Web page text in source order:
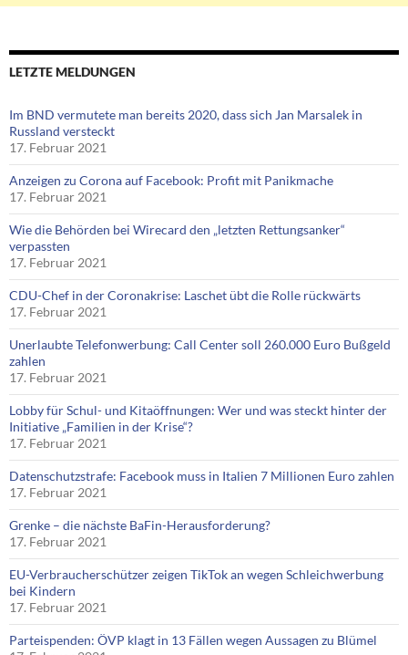
LETZTE MELDUNGEN
Im BND vermutete man bereits 2020, dass sich Jan Marsalek in
Russland versteckt
17. Februar 2021
Anzeigen zu Corona auf Facebook: Profit mit Panikmache
17. Februar 2021
Wie die Behörden bei Wirecard den „letzten Rettungsanker“
verpassten
17. Februar 2021
CDU-Chef in der Coronakrise: Laschet übt die Rolle rückwärts
17. Februar 2021
Unerlaubte Telefonwerbung: Call Center soll 260.000 Euro Bußgeld
zahlen
17. Februar 2021
Lobby für Schul- und Kitaöffnungen: Wer und was steckt hinter der
Initiative „Familien in der Krise“?
17. Februar 2021
Datenschutzstrafe: Facebook muss in Italien 7 Millionen Euro zahlen
17. Februar 2021
Grenke – die nächste BaFin-Herausforderung?
17. Februar 2021
EU-Verbraucherschützer zeigen TikTok an wegen Schleichwerbung
bei Kindern
17. Februar 2021
Parteispenden: ÖVP klagt in 13 Fällen wegen Aussagen zu Blümel